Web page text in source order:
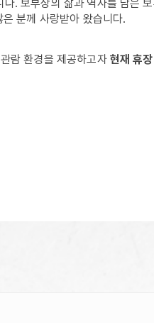
. 보부상의 삶과 역사를 담은
분께 사랑받아 왔습니다.
람 환경을 제공하고자 현재 휴